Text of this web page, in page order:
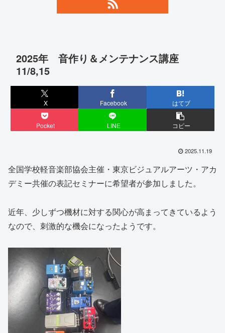
2025年 音作り＆メンテナンス講座
11/8,15
X Facebook はてブ
Pocket LINE コピー
2025.11.19
全国学校軽音楽部協会主催・東京ビジュアルアーツ・アカ
デミー共催の表記セミナーに希望者が参加しました。
近年、少しずつ機材に対する関心が高まってきているよう
なので、刺激的な機会になったようです。